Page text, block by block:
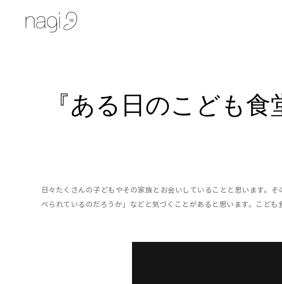
『ある日のこども
日々たくさんの子どもやその家族とお会いしていることと思います。
べられているのだろうか」などと気づくことがあると思います。こど